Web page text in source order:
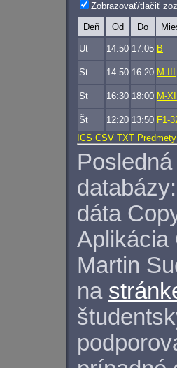
Zobrazovať/tlačiť
Deň Od Do
Ut 14:50 17:05 B
St 14:50 16:20 M-III
St 16:30 18:00 M-
Št 12:20 13:50 F1-
ICS CSV TXT Predmety
databázy:
dáta
Aplikácia
Martin
na